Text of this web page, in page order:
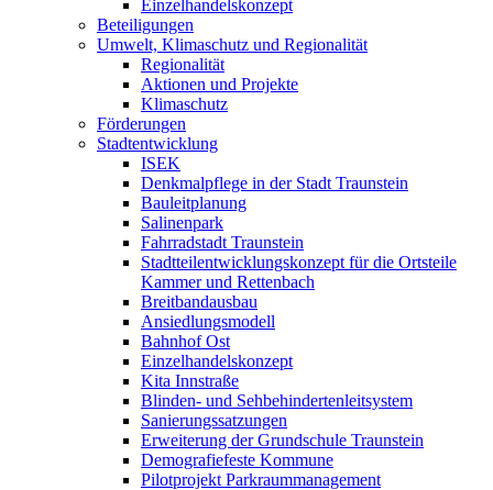
Einzelhandelskonzept
Beteiligungen
Umwelt, Klimaschutz und Regionalität
Regionalität
Aktionen und Projekte
Klimaschutz
Förderungen
Stadtentwicklung
ISEK
Denkmalpflege in der Stadt Traunstein
Bauleitplanung
Salinenpark
Fahrradstadt Traunstein
Stadtteilentwicklungskonzept für die Ortsteile
Kammer und Rettenbach
Breitbandausbau
Ansiedlungsmodell
Bahnhof Ost
Einzelhandelskonzept
Kita Innstraße
Blinden- und Sehbehindertenleitsystem
Sanierungssatzungen
Erweiterung der Grundschule Traunstein
Demografiefeste Kommune
Pilotprojekt Parkraummanagement